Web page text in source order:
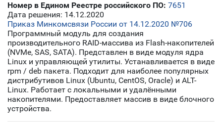
Номер в Едином Реестре российского ПО: 7651
Дата решения: 14.12.2020
Приказ Минкомсвязи России от 14.12.2020 №706
Программный модуль для создания
производительного RAID-массива из Flash-накопителей
(NVMe, SAS, SATA). Представлен в виде модуля ядра
Linux и управляющей утилиты. Устанавливается в виде
rpm / deb пакета. Подходит для наиболее популярных
дистрибутивов Linux (Ubuntu, CentOS, Oracle) и ALT-
Linux. Работает с локальными и удалёнными
накопителями. Предоставляет массив в виде блочного
устройства.